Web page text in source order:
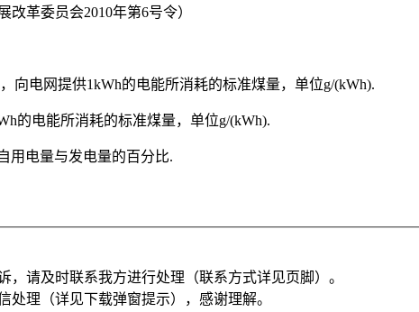
革委员会2010年第6号令）
向电网提供1kWh的电能所消耗的标准煤量，单位g/(kWh).
的电能所消耗的标准煤量，单位g/(kWh).
用电量与发电量的百分比.
请及时联系我方进行处理（联系方式详见页脚）。
理（详见下载弹窗提示），感谢理解。